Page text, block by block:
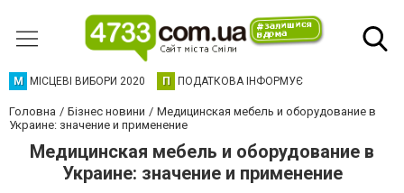
М МІСЦЕВІ ВИБОРИ 2020 П ПОДАТКОВА ІНФОРМУЄ
Головна Бізнес новини
Медицинская мебель и оборудование в
Украине: значение и применение
Медицинская мебель и оборудование в
Украине: значение и применение